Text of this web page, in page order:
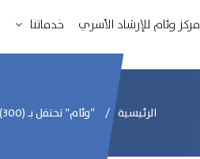
مركز وئام للإرشاد الأسري خدماتنا
الرئيسية “وئام” تحتفل بـ (300) برنامج لتأهيل المقبلين على الزواج